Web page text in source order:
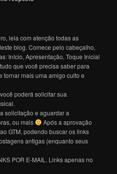
leia com atenção todas as
blog. Comece pelo cabeçalho,
Início, Apresentação, Toque Inicial
que você precisa saber para
tornar mais uma amigo culto e
poderá solicitar sua
solicitação e aguardar a
ou mais
Após a aprovação
GTM, podendo buscar os links
antigas (enquanto seus
POR E-MAIL. Links apenas no